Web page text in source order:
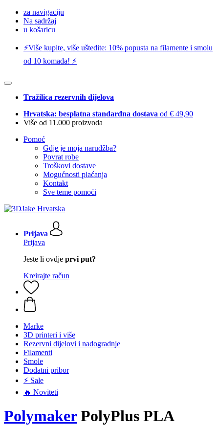
za navigaciju
Na sadržaj
u košaricu
⚡️Više kupite, više uštedite: 10% popusta na filamente i smolu
od 10 komada! ⚡️
Tražilica rezervnih dijelova
Hrvatska: besplatna standardna dostava od € 49,90
Više od 11.000 proizvoda
Pomoć
Gdje je moja narudžba?
Povrat robe
Troškovi dostave
Mogućnosti plaćanja
Kontakt
Sve teme pomoći
Prijava
Prijava
Jeste li ovdje prvi put?
Kreirajte račun
Marke
3D printeri i više
Rezervni dijelovi i nadogradnje
Filamenti
Smole
Dodatni pribor
⚡ Sale
🔥 Noviteti
PolymakerPolyPlus PLA